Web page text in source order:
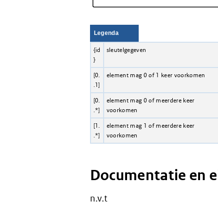
Legenda
{id
}
sleutelgegeven
[0.
.1]
element mag 0 of 1 keer voorkomen
[0.
.*]
element mag 0 of meerdere keer
voorkomen
[1.
.*]
element mag 1 of meerdere keer
voorkomen
Documentatie en
n.v.t